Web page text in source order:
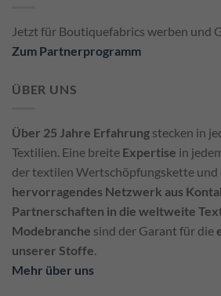
Jetzt für Boutiquefabrics werben und
Zum Partnerprogramm
ÜBER UNS
Über 25 Jahre Erfahrung stecken in
Textilien. Eine breite Expertise in
der textilen Wertschöpfungskette und
hervorragendes Netzwerk aus
Partnerschaften in die weltweite
Modebranche sind der Garant für die
unserer Stoffe.
Mehr über uns